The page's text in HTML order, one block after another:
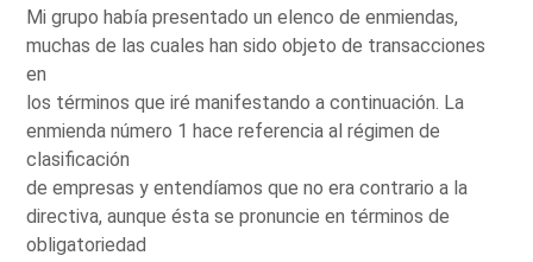
Mi grupo había presentado un elenco de enmiendas,
muchas de las cuales han sido objeto de transacciones
en
los términos que iré manifestando a continuación. La
enmienda número 1 hace referencia al régimen de
clasificación
de empresas y entendíamos que no era contrario a la
directiva, aunque ésta se pronuncie en términos de
obligatoriedad